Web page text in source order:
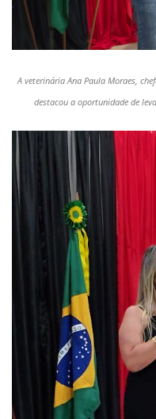
A veterinária Ana Paula Moraes,
destacou a oportunidade de